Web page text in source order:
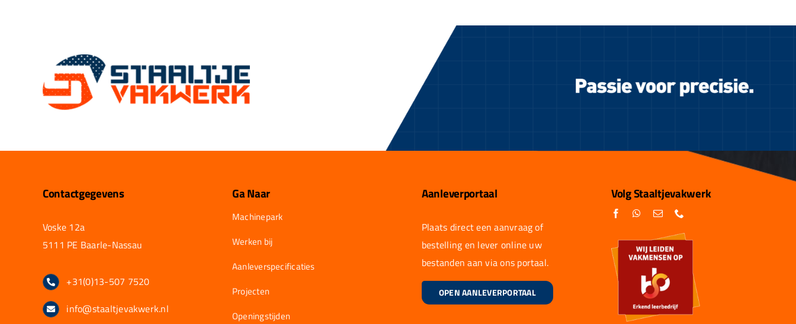
Contactgegevens
Voske 12a
5111 PE Baarle-Nassau
+31(0)13-507 7520
info@staaltjevakwerk.nl
Ga Naar
Machinepark
Werken bij
Aanleverspecificaties
Projecten
Openingstijden
Aanleverportaal
Plaats direct een aanvraag of
bestelling en lever online uw
bestanden aan via ons portaal.
OPEN AANLEVERPORTAAL
Volg Staaltjevakwerk